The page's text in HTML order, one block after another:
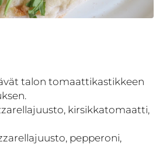
talon tomaattikastikkeen
kirsikkatomaatti,
pepperoni,